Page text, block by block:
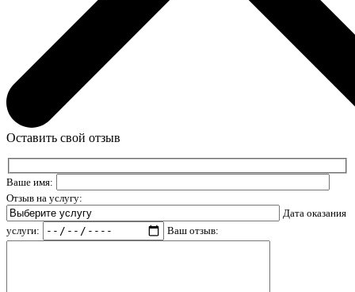
Оставить свой отзыв
Ваше имя:
Отзыв на услугу:
Дата оказания
услуги:
Ваш отзыв: